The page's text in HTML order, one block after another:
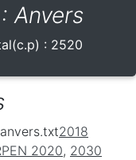
Anvers
: 2520
2018
2020, 2030